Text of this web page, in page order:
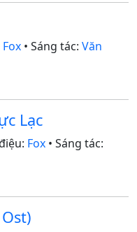
Fox • Sáng tác: Văn
Lạc
Fox • Sáng tác: